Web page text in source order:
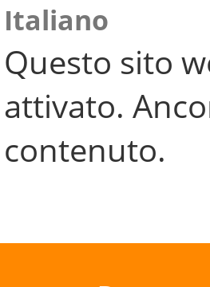
Italiano
Questo sito
attivato.
contenuto.